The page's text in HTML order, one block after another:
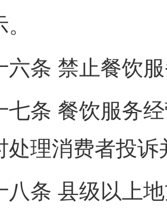
禁止餐饮服
餐饮服务经
处理消费者投
县级以上地